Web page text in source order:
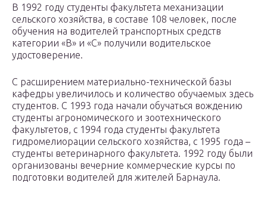
В 1992 году студенты факультета механизации
сельского хозяйства, в составе 108 человек, после
обучения на водителей транспортных средств
категории «В» и «С» получили водительское
удостоверение.
С расширением материально-технической базы
кафедры увеличилось и количество обучаемых здесь
студентов. С 1993 года начали обучаться вождению
студенты агрономического и зоотехнического
факультетов, с 1994 года студенты факультета
гидромелиорации сельского хозяйства, с 1995 года –
студенты ветеринарного факультета. 1992 году были
организованы вечерние коммерческие курсы по
подготовки водителей для жителей Барнаула.